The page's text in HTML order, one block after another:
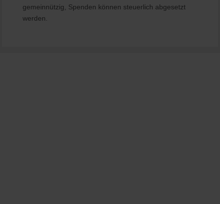
gemeinnützig, Spenden können steuerlich abgesetzt
werden.